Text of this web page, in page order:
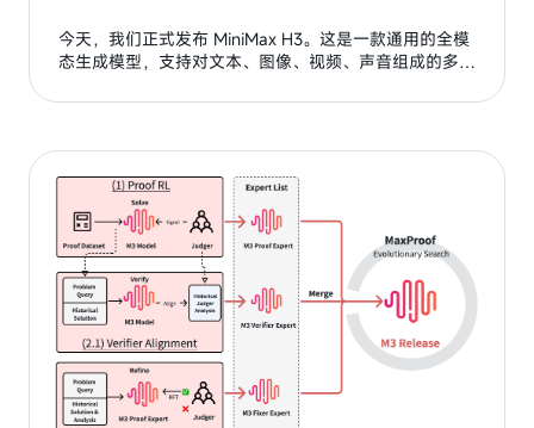
今天，我们正式发布 MiniMax H3。这是一款通用的全模
态生成模型，支持对文本、图像、视频、声音组成的多模
视频，最高可支持 15s 2K 分辨率。